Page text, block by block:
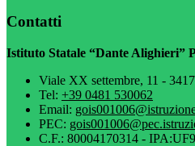
Contatti
Istituto Statale “Dante Alighieri”
Viale XX settembre, 11 -
Tel: +39 0481 530062
Email:
PEC:
C.F.: 80004170314 -